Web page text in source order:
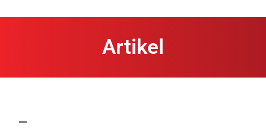
Artikel
–